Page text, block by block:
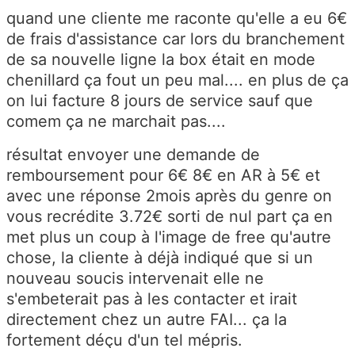
quand une cliente me raconte qu'elle a eu 6€
de frais d'assistance car lors du branchement
de sa nouvelle ligne la box était en mode
chenillard ça fout un peu mal.... en plus de ça
on lui facture 8 jours de service sauf que
comem ça ne marchait pas....
résultat envoyer une demande de
remboursement pour 6€ 8€ en AR à 5€ et
avec une réponse 2mois après du genre on
vous recrédite 3.72€ sorti de nul part ça en
met plus un coup à l'image de free qu'autre
chose, la cliente à déjà indiqué que si un
nouveau soucis intervenait elle ne
s'embeterait pas à les contacter et irait
directement chez un autre FAI... ça la
fortement déçu d'un tel mépris.